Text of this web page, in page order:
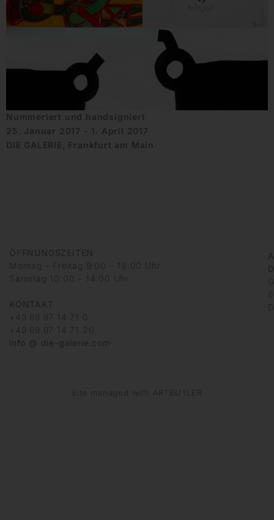
Nummeriert und handsigniert
25. Januar 2017 - 1. April 2017
DIE GALERIE, Frankfurt am Main
ÖFFNUNGSZEITEN
Montag – Freitag 9:00 – 18:00 Uhr
Samstag 10:00 – 14:00 Uhr
KONTAKT
+49 69 97 14 71 0
+49 69 97 14 71 20
info @ die-galerie.com
Site managed with ARTBUTLER